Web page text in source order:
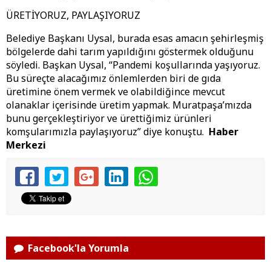
ÜRETİYORUZ, PAYLAŞIYORUZ
Belediye Başkanı Uysal, burada esas amacın şehirleşmiş
bölgelerde dahi tarım yapıldığını göstermek olduğunu
söyledi. Başkan Uysal, “Pandemi koşullarında yaşıyoruz.
Bu süreçte alacağımız önlemlerden biri de gıda
üretimine önem vermek ve olabildiğince mevcut
olanaklar içerisinde üretim yapmak. Muratpaşa’mızda
bunu gerçekleştiriyor ve ürettiğimiz ürünleri
komşularımızla paylaşıyoruz” diye konuştu. Haber
Merkezi
Facebook'la Yorumla